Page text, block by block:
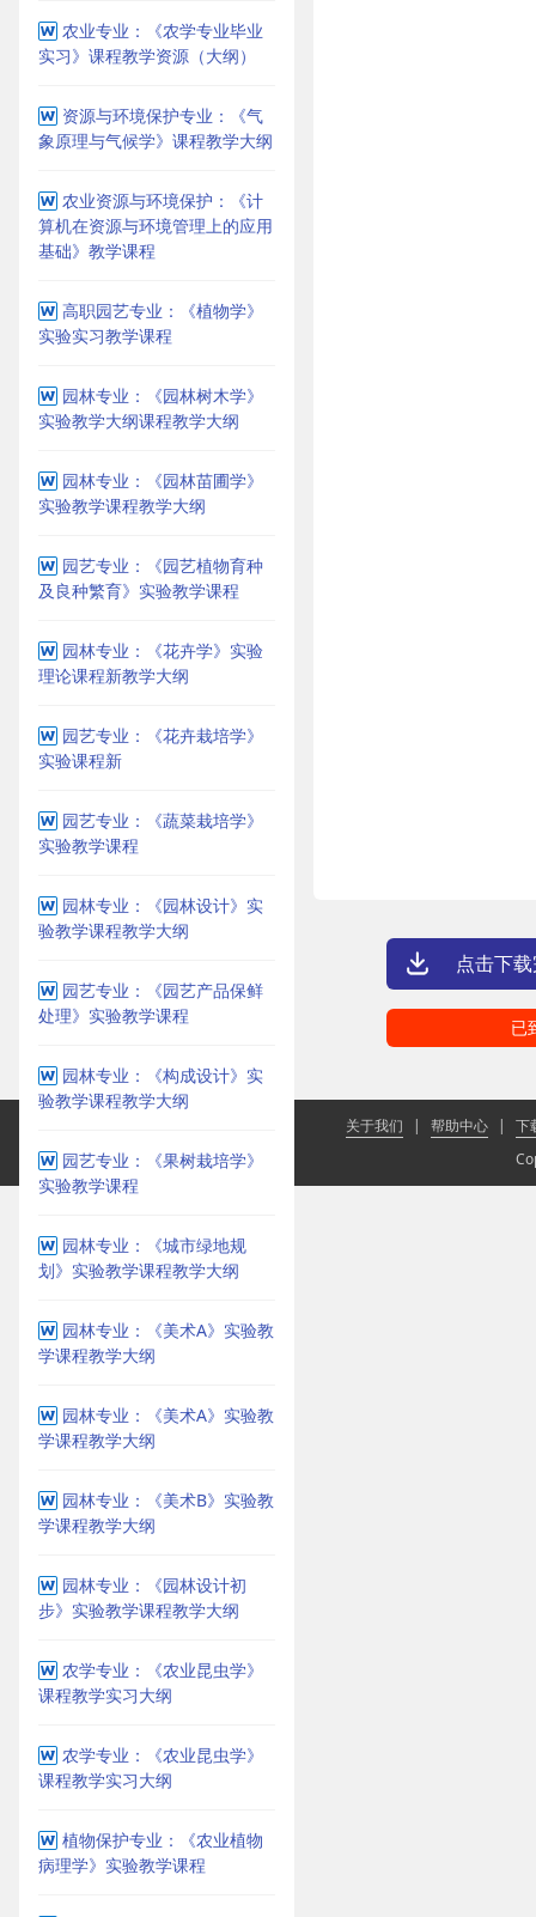
农业专业：《农学专业毕业
实习》课程教学资源（大纲）
资源与环境保护专业：《气
象原理与气候学》课程教学大纲
农业资源与环境保护：《计
算机在资源与环境管理上的应用
基础》教学课程
高职园艺专业：《植物学》
实验实习教学课程
园林专业：《园林树木学》
实验教学大纲课程教学大纲
园林专业：《园林苗圃学》
实验教学课程教学大纲
园艺专业：《园艺植物育种
及良种繁育》实验教学课程
园林专业：《花卉学》实验
理论课程新教学大纲
园艺专业：《花卉栽培学》
实验课程新
园艺专业：《蔬菜栽培学》
实验教学课程
园林专业：《园林设计》实
验教学课程教学大纲
园艺专业：《园艺产品保鲜
处理》实验教学课程
园林专业：《构成设计》实
验教学课程教学大纲
园艺专业：《果树栽培学》
实验教学课程
园林专业：《城市绿地规
划》实验教学课程教学大纲
园林专业：《美术A》实验教
学课程教学大纲
园林专业：《美术A》实验教
学课程教学大纲
园林专业：《美术B》实验教
学课程教学大纲
园林专业：《园林设计初
步》实验教学课程教学大纲
农学专业：《农业昆虫学》
课程教学实习大纲
农学专业：《农业昆虫学》
课程教学实习大纲
植物保护专业：《农业植物
病理学》实验教学课程
点击下
已
关于我们 | 帮助中心 |
下